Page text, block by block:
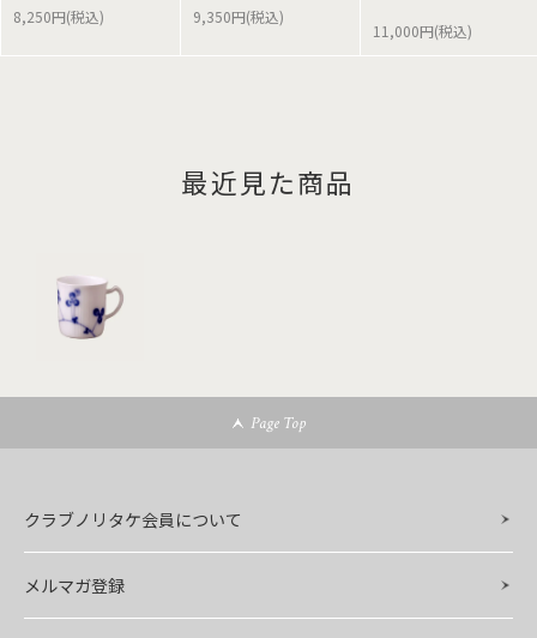
8,250円(税込) 9,350円(税込)
11,000円(税込)
最近見た商品
Page Top
クラブノリタケ会員について
メルマガ登録